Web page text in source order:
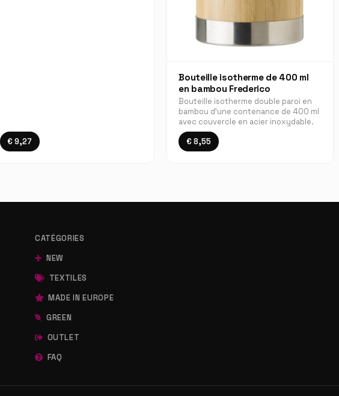
€ 9,27
Bouteille isotherme de 400 ml
en bambou Frederico
Bouteille isotherme double paroi en
bambou d'une contenance de 400 ml
avec couvercle en acier inoxydable.
€ 8,55
CATÉGORIES
NEW
TEXTILES
MADE IN EUROPE
GREEN
OUTLET
FAQ